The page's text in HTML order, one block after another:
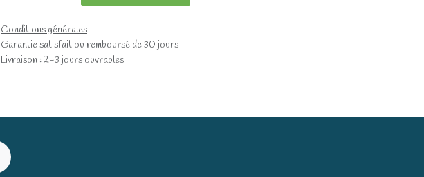
Conditions générales
Garantie satisfait ou remboursé de 30 jours
Livraison : 2-3 jours ouvrables